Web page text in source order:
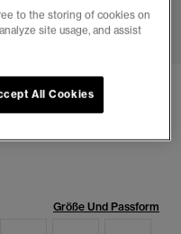
5 6
Größe Und Passform
to the storing of cookies on
site usage, and assist
All Cookies